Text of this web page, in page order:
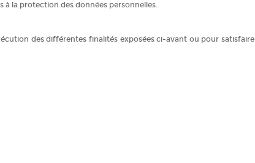
à la protection des données personnelles.
des différentes finalités exposées ci-avant ou pour satisfaire